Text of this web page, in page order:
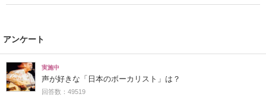
アンケート
実施中
声が好きな「日本のボーカリスト」は？
回答数：49519